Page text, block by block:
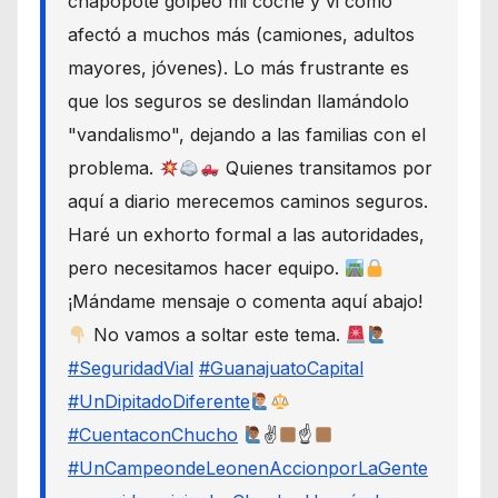
afectó a muchos más (camiones, adultos
mayores, jóvenes). Lo más frustrante es
que los seguros se deslindan llamándolo
"vandalismo", dejando a las familias con el
problema.
Quienes transitamos por
aquí a diario merecemos caminos seguros.
Haré un exhorto formal a las autoridades,
pero necesitamos hacer equipo.
¡Mándame mensaje o comenta aquí abajo!
No vamos a soltar este tema.
#SeguridadVial #GuanajuatoCapital
#UnDipitadoDiferente
#CuentaconChucho
✌
☝
#UnCampeondeLeonenAccionporLaGente